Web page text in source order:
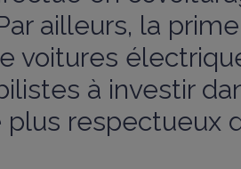
ailleurs, la
voitures
à investir
respectueux